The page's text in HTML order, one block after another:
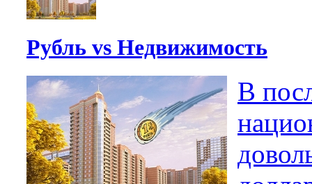
Рубль vs Недвижимость
В